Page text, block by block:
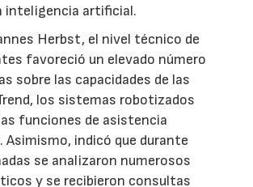
inteligencia artificial.
Herbst, el nivel técnico de
favoreció un elevado número
sobre las capacidades de las
los sistemas robotizados
funciones de asistencia
Asimismo, indicó que durante
se analizaron numerosos
y se recibieron consultas